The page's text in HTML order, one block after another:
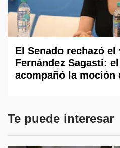
El Senado rechazó
Fernández Sagasti:
acompañó la moción
Te puede interesar